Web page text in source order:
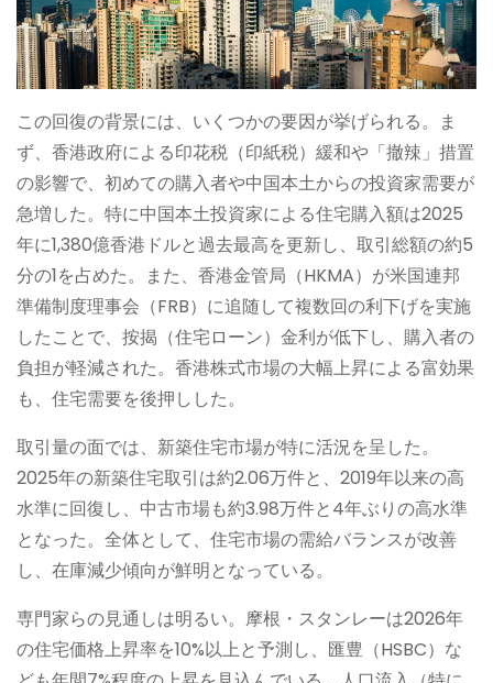
この回復の背景には、いくつかの要因が挙げられる。ま
ず、香港政府による印花税（印紙税）緩和や「撤辣」措置
の影響で、初めての購入者や中国本土からの投資家需要が
急増した。特に中国本土投資家による住宅購入額は2025
年に1,380億香港ドルと過去最高を更新し、取引総額の約5
分の1を占めた。また、香港金管局（HKMA）が米国連邦
準備制度理事会（FRB）に追随して複数回の利下げを実施
したことで、按揭（住宅ローン）金利が低下し、購入者の
負担が軽減された。香港株式市場の大幅上昇による富効果
も、住宅需要を後押しした。
取引量の面では、新築住宅市場が特に活況を呈した。
2025年の新築住宅取引は約2.06万件と、2019年以来の高
水準に回復し、中古市場も約3.98万件と4年ぶりの高水準
となった。全体として、住宅市場の需給バランスが改善
し、在庫減少傾向が鮮明となっている。
専門家らの見通しは明るい。摩根・スタンレーは2026年
の住宅価格上昇率を10%以上と予測し、匯豊（HSBC）な